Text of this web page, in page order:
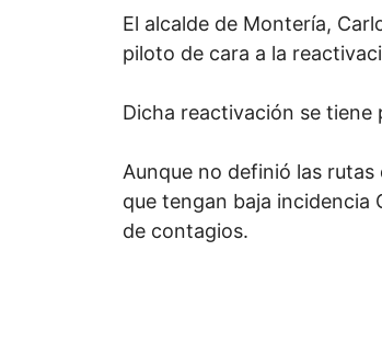
El alcalde de Montería,
piloto de cara a la
Dicha reactivación se tiene
Aunque no definió las
que tengan baja incidencia
de contagios.